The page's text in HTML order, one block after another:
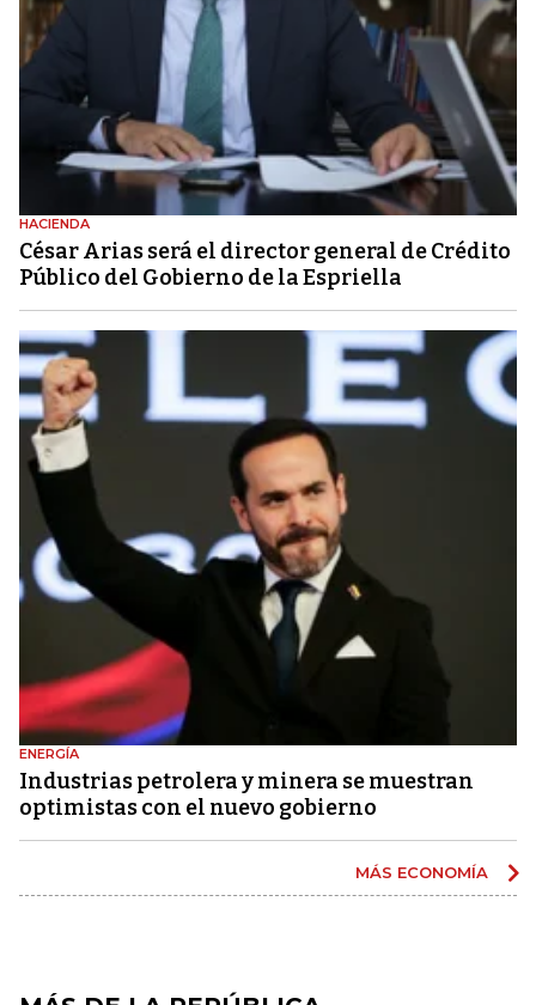
HACIENDA
César Arias será el director general de Crédito
Público del Gobierno de la Espriella
ENERGÍA
Industrias petrolera y minera se muestran
optimistas con el nuevo gobierno
MÁS ECONOMÍA